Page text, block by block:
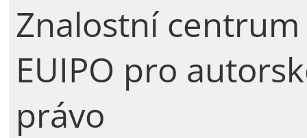
Znalostní centrum
EUIPO pro
právo